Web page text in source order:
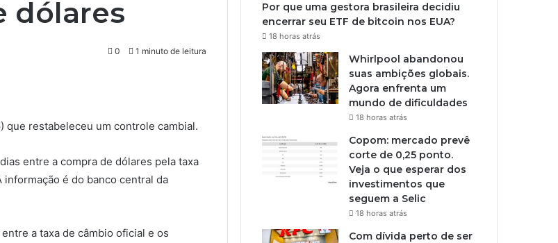
dólares
0 1 minuto de leitura
que restabeleceu um controle cambial.
entre a compra de dólares pela taxa
é do banco central da
a taxa de câmbio oficial e os
Por que uma gestora brasileira decidiu
encerrar seu ETF de bitcoin nos EUA?
18 horas atrás
Whirlpool abandonou
suas ambições globais.
Agora enfrenta um
mundo de dificuldades
18 horas atrás
Copom: mercado prevê
corte de 0,25 ponto.
Veja o que esperar dos
investimentos que
seguem a Selic
18 horas atrás
Com dívida perto de ser